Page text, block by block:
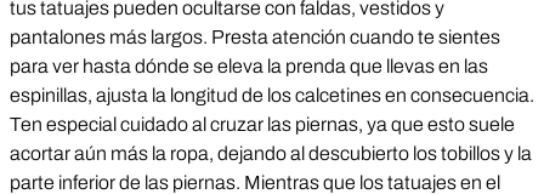
tus tatuajes pueden ocultarse con faldas, vestidos y
pantalones más largos. Presta atención cuando te sientes
para ver hasta dónde se eleva la prenda que llevas en las
espinillas, ajusta la longitud de los calcetines en consecuencia.
Ten especial cuidado al cruzar las piernas, ya que esto suele
acortar aún más la ropa, dejando al descubierto los tobillos y la
parte inferior de las piernas. Mientras que los tatuajes en el